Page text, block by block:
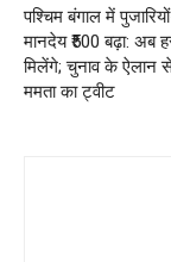
पश्चिम बंगाल में
मानदेय ₹500 बढ़ा: अब
मिलेंगे; चुनाव के ऐलान
ममता का ट्वीट